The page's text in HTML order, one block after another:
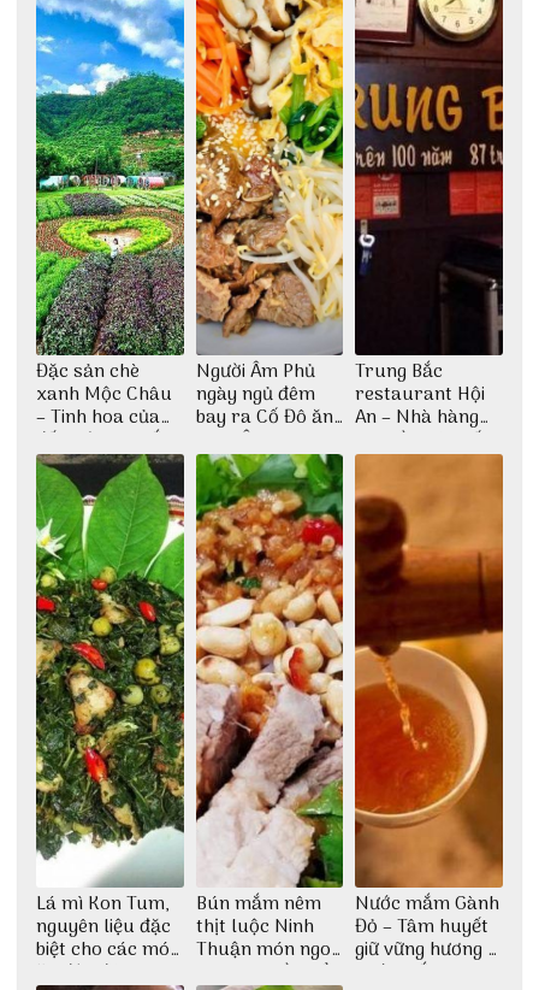
Đặc sản chè
xanh Mộc Châu
– Tinh hoa của
đất trời Tây Bắc
Người Âm Phủ
ngày ngủ đêm
bay ra Cố Đô ăn
Cơm Âm Phủ
Huế
Trung Bắc
restaurant Hội
An – Nhà hàng
cao lầu có thiết
kế vô cùng ấn
tượng giữa lòng
phố Hội
Lá mì Kon Tum,
nguyên liệu đặc
biệt cho các món
ăn độc đáo
Bún mắm nêm
thịt luộc Ninh
Thuận món ngon
dân dã miền biển
Nước mắm Gành
Đỏ – Tâm huyết
giữ vững hương vị
nước mắm sau